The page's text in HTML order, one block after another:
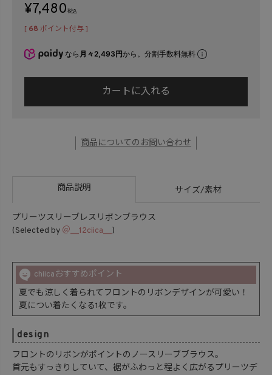
¥7,480 税込
[ 68ポイント付与 ]
なら 月々2,493円から。分割手数料無料
カートに入れる
商品についてのお問い合わせ
商品説明 サイズ/素材
プリーツスリーブレスリボンブラウス
(Selected by ＠__12ciica__ )
chiicaおすすめポイント
夏でも涼しく着られてフロントのリボンデザインが可愛い！
夏につい着たくなる1枚です。
design
フロントのリボンがポイントのノースリーブブラウス。
首元もすっきりしていて、裾がふわっと程よく広がるプリーツデ